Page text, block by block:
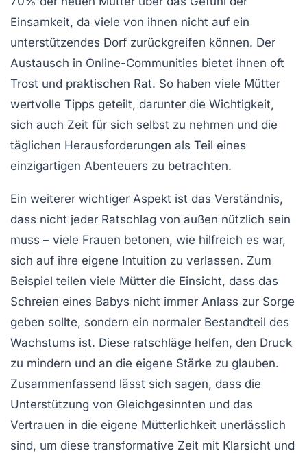
Einsamkeit, da viele von ihnen nicht auf ein
unterstützendes Dorf zurückgreifen können. Der
Austausch in Online-Communities bietet ihnen oft
Trost und praktischen Rat. So haben viele Mütter
wertvolle Tipps geteilt, darunter die Wichtigkeit,
sich auch Zeit für sich selbst zu nehmen und die
täglichen Herausforderungen als Teil eines
einzigartigen Abenteuers zu betrachten.
Ein weiterer wichtiger Aspekt ist das Verständnis,
dass nicht jeder Ratschlag von außen nützlich sein
muss – viele Frauen betonen, wie hilfreich es war,
sich auf ihre eigene Intuition zu verlassen. Zum
Beispiel teilen viele Mütter die Einsicht, dass das
Schreien eines Babys nicht immer Anlass zur Sorge
geben sollte, sondern ein normaler Bestandteil des
Wachstums ist. Diese ratschläge helfen, den Druck
zu mindern und an die eigene Stärke zu glauben.
Zusammenfassend lässt sich sagen, dass die
Unterstützung von Gleichgesinnten und das
Vertrauen in die eigene Mütterlichkeit unerlässlich
sind, um diese transformative Zeit mit Klarsicht und